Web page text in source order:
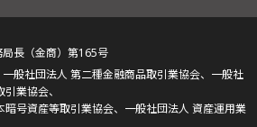
長（金商）第165号
般社団法人 第二種金融商品取引業協会、一般社
業協会、
暗号資産等取引業協会、一般社団法人 資産運用業